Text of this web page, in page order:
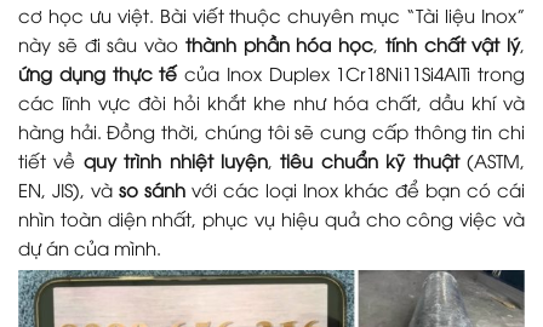
cơ học ưu việt. Bài viết thuộc chuyên mục “Tài liệu Inox”
này sẽ đi sâu vào thành phần hóa học, tính chất vật lý,
ứng dụng thực tếcủa Inox Duplex 1Cr18Ni11Si4AlTi trong
các lĩnh vực đòi hỏi khắt khe như hóa chất, dầu khí và
hàng hải. Đồng thời, chúng tôi sẽ cung cấp thông tin chi
tiết về quy trình nhiệt luyện,tiêu chuẩn kỹ thuật(ASTM,
EN, JIS), và so sánh với các loại Inox khác để bạn có cái
nhìn toàn diện nhất, phục vụ hiệu quả cho công việc và
dự án của mình.